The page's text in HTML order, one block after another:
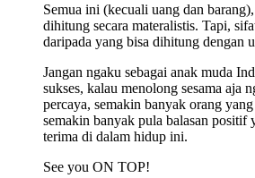
Semua ini (kecuali uang dan
dihitung secara materalistis. Tapi,
daripada yang bisa dihitung dengan
Jangan ngaku sebagai anak muda
sukses, kalau menolong sesama aja
percaya, semakin banyak orang
semakin banyak pula balasan positif
terima di dalam hidup ini.
See you ON TOP!